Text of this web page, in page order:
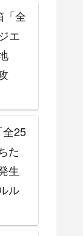
「全
エ
25
た
生
ル